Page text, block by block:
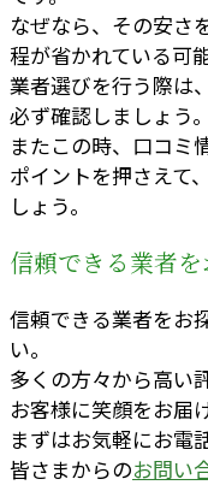
なぜなら、その安さ
程が省かれている可
業者選びを行う際は
必ず確認しましょう。
またこの時、口コミ
ポイントを押さえて
しょう。
信頼できる業者を
信頼できる業者をお
い。
多くの方々から高い
お客様に笑顔をお届
まずはお気軽にお電
皆さまからのお問い